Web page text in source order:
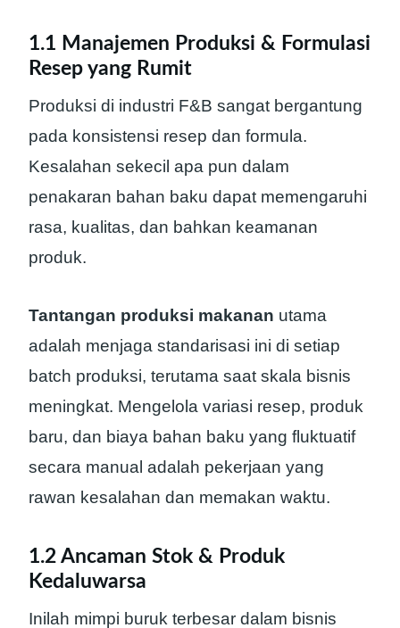
1.1 Manajemen Produksi & Formulasi
Resep yang Rumit
Produksi di industri F&B sangat bergantung
pada konsistensi resep dan formula.
Kesalahan sekecil apa pun dalam
penakaran bahan baku dapat memengaruhi
rasa, kualitas, dan bahkan keamanan
produk.
Tantangan produksi makanan utama
adalah menjaga standarisasi ini di setiap
batch produksi, terutama saat skala bisnis
meningkat. Mengelola variasi resep, produk
baru, dan biaya bahan baku yang fluktuatif
secara manual adalah pekerjaan yang
rawan kesalahan dan memakan waktu.
1.2 Ancaman Stok & Produk
Kedaluwarsa
Inilah mimpi buruk terbesar dalam bisnis